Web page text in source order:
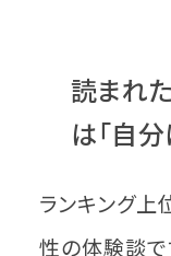
読まれ
は「自
ランキング上
性の体験談で